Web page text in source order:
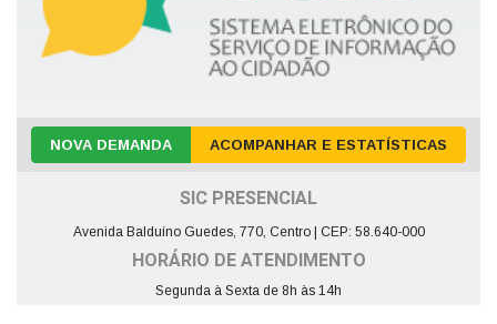
NOVA DEMANDA ACOMPANHAR E ESTATÍSTICAS
SIC PRESENCIAL
Avenida Balduíno Guedes, 770, Centro | CEP: 58.640-000
HORÁRIO DE ATENDIMENTO
Segunda à Sexta de 8h às 14h